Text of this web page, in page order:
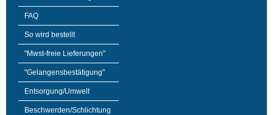
FAQ
So wird bestellt
"Mwst-freie Lieferungen"
"Gelangensbestätigung"
Entsorgung/Umwelt
Beschwerden/Schlichtung